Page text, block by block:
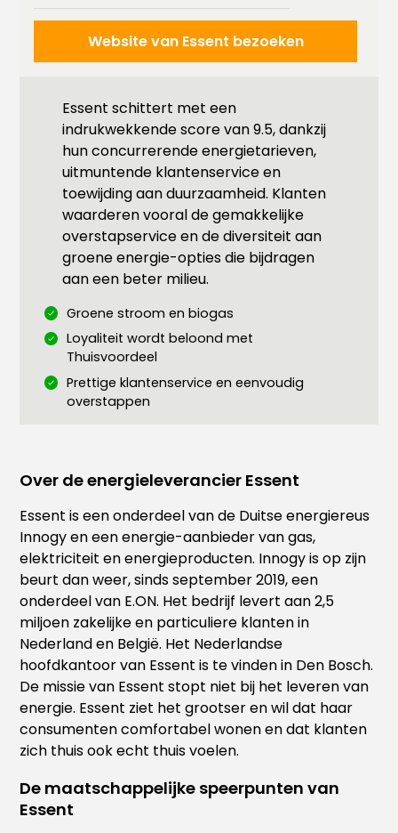
Website van Essent bezoeken
Essent schittert met een
indrukwekkende score van 9.5, dankzij
hun concurrerende energietarieven,
uitmuntende klantenservice en
toewijding aan duurzaamheid. Klanten
waarderen vooral de gemakkelijke
overstapservice en de diversiteit aan
groene energie-opties die bijdragen
aan een beter milieu.
Groene stroom en biogas
Loyaliteit wordt beloond met
Thuisvoordeel
Prettige klantenservice en eenvoudig
overstappen
Over de energieleverancier Essent
Essent is een onderdeel van de Duitse energiereus
Innogy en een energie-aanbieder van gas,
elektriciteit en energieproducten. Innogy is op zijn
beurt dan weer, sinds september 2019, een
onderdeel van E.ON. Het bedrijf levert aan 2,5
miljoen zakelijke en particuliere klanten in
Nederland en België. Het Nederlandse
hoofdkantoor van Essent is te vinden in Den Bosch.
De missie van Essent stopt niet bij het leveren van
energie. Essent ziet het grootser en wil dat haar
consumenten comfortabel wonen en dat klanten
zich thuis ook echt thuis voelen.
De maatschappelijke speerpunten van
Essent